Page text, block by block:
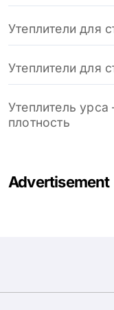
Утеплители для
Утеплители для
Утеплитель урса
плотность
Advertisement